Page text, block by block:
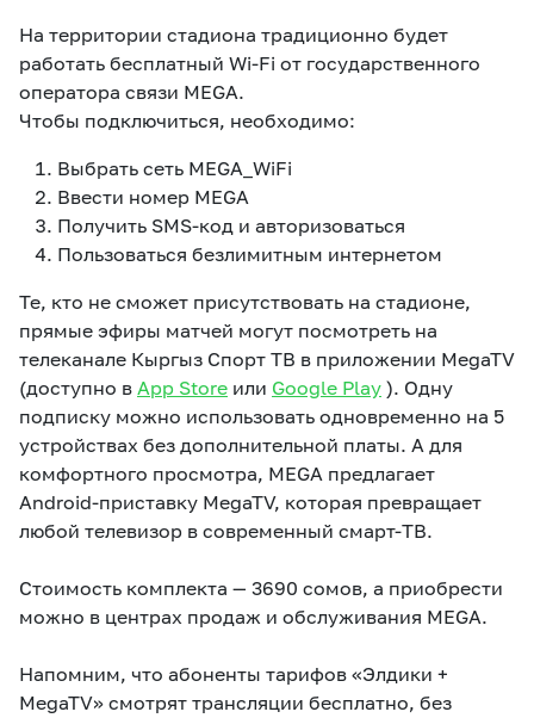
На территории стадиона традиционно будет
работать бесплатный Wi-Fi от государственного
оператора связи MEGA.
Чтобы подключиться, необходимо:
Выбрать сеть MEGA_WiFi
Ввести номер MEGA
Получить SMS-код и авторизоваться
Пользоваться безлимитным интернетом
Те, кто не сможет присутствовать на стадионе,
прямые эфиры матчей могут посмотреть на
телеканале Кыргыз Спорт ТВ в приложении MegaTV
(доступно в App Store или Google Play ). Одну
подписку можно использовать одновременно на 5
устройствах без дополнительной платы. А для
комфортного просмотра, MEGA предлагает
Android-приставку MegaTV, которая превращает
любой телевизор в современный смарт-ТВ.
Стоимость комплекта — 3690 сомов, а приобрести
можно в центрах продаж и обслуживания MEGA.
Напомним, что абоненты тарифов «Элдики +
MegaTV» смотрят трансляции бесплатно, без